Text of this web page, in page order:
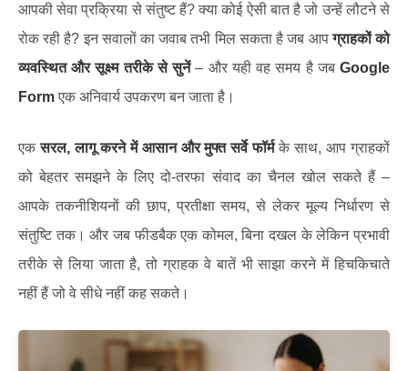
आपकी सेवा प्रक्रिया से संतुष्ट हैं? क्या कोई ऐसी बात है जो उन्हें लौटने से
रोक रही है? इन सवालों का जवाब तभी मिल सकता है जब आपग्राहकों को
व्यवस्थित और सूक्ष्म तरीके से सुनें– और यही वह समय है जबGoogle
Form एक अनिवार्य उपकरण बन जाता है।
एकसरल, लागू करने में आसान और मुफ्त सर्वे फॉर्मके साथ, आप ग्राहकों
को बेहतर समझने के लिए दो-तरफा संवाद का चैनल खोल सकते हैं –
आपके तकनीशियनों की छाप, प्रतीक्षा समय, से लेकर मूल्य निर्धारण से
संतुष्टि तक। और जब फीडबैक एक कोमल, बिना दखल के लेकिन प्रभावी
तरीके से लिया जाता है, तो ग्राहक वे बातें भी साझा करने में हिचकिचाते
नहीं हैं जो वे सीधे नहीं कह सकते।